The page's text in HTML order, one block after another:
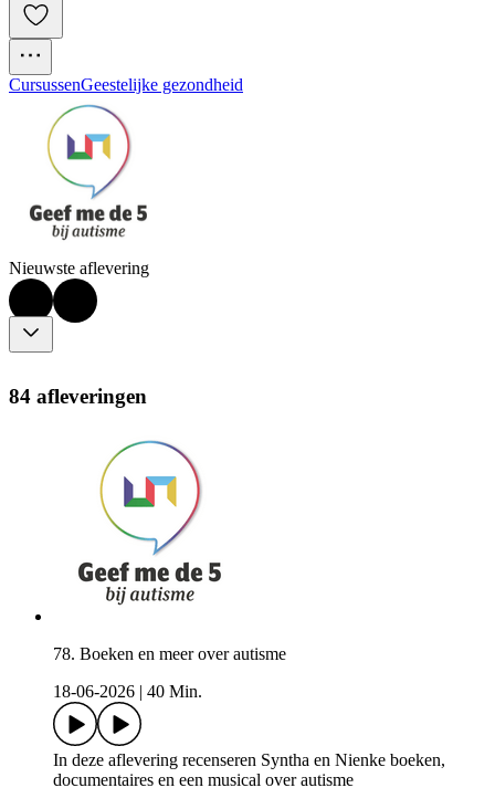
CursussenGeestelijke gezondheid
Nieuwste aflevering
84 afleveringen
78. Boeken en meer over autisme
18-06-2026
40 Min.
In deze aflevering recenseren Syntha en Nienke boeken,
documentaires en een musical over autisme